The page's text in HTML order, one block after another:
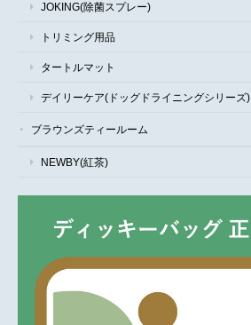
JOKING(除菌スプレー)
トリミング用品
タートルマット
デイリーケア(ドッグドライニングシリーズ)
ブラウンズティールーム
NEWBY(紅茶)